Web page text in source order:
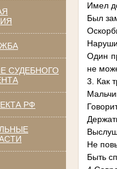
СУДЕБНОГО
РФ
Имел
Был
Один
не
3. Как
Не
Быть